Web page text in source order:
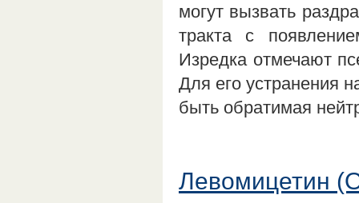
могут вызвать
тракта с
Изредка отмечают
Для его устранения
быть обратимая
Левомицетин